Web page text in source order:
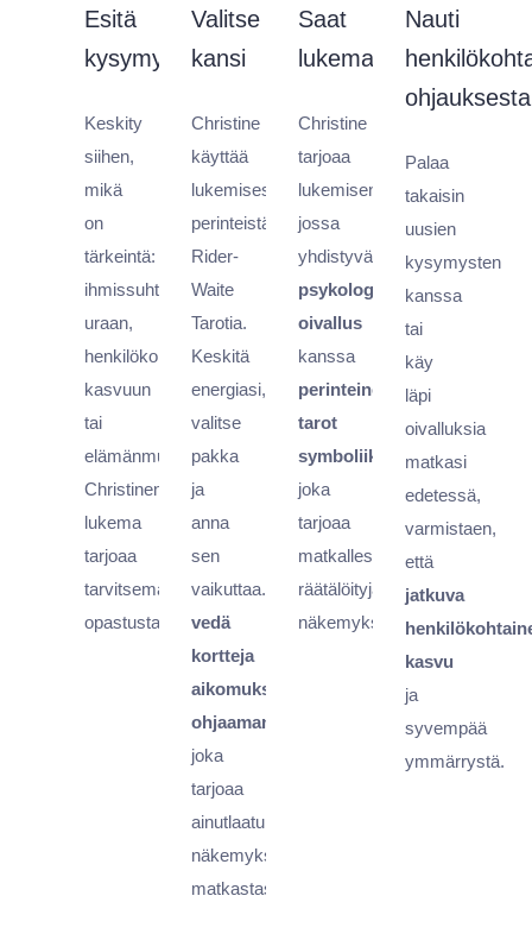
Esitä
kysymys
Keskity
siihen,
mikä
on
tärkeintä:
ihmissuhteisiin,
uraan,
henkilökohtaiseen
kasvuun
tai
elämänmuutoksiin.
Christinen
lukema
tarjoaa
tarvitsemaasi
opastusta.
Valitse
kansi
Christine
käyttää
lukemisessaan
perinteistä
Rider-
Waite
Tarotia.
Keskitä
energiasi,
valitse
pakka
ja
anna
sen
vaikuttaa.
vedä
kortteja
aikomuksesi
ohjaamana
joka
tarjoaa
ainutlaatuisia
näkemyksiä
matkastasi.
Saat
lukemasi
Christine
tarjoaa
lukemisen,
jossa
yhdistyvät
psykologinen
oivallus
kanssa
perinteinen
tarot
symboliikka
joka
tarjoaa
matkallesi
räätälöityjä
näkemyksiä.
Nauti
ohjauksesta
Palaa
takaisin
uusien
kysymysten
kanssa
tai
käy
läpi
oivalluksia
matkasi
edetessä,
varmistaen,
että
jatkuva
kasvu
ja
syvempää
ymmärrystä.